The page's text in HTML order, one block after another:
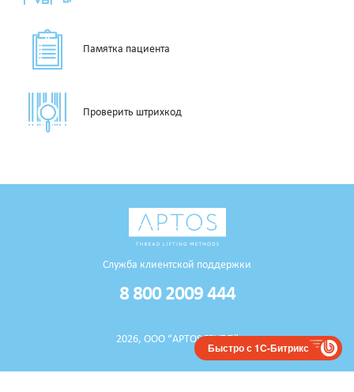
Памятка пациента
Проверить штрихкод
Служба клиентской поддержки
8 800 2009 444
2026, ООО “APTOS ГРУПП”
Быстро с 1С-Битрикс